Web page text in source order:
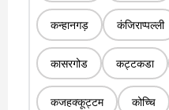
कन्हानगड़ कंजिराप्पल्ली
कासरगोड कट्टकडा
कजहक्कूट्टम कोच्चि